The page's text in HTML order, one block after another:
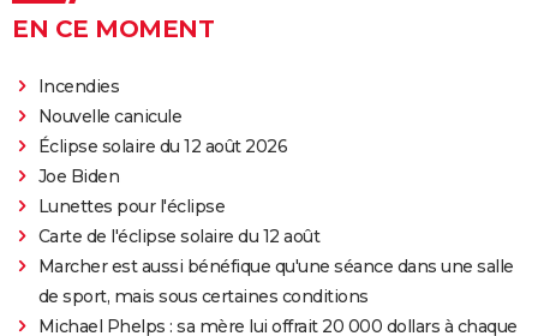
EN CE MOMENT
Incendies
Nouvelle canicule
Éclipse solaire du 12 août 2026
Joe Biden
Lunettes pour l'éclipse
Carte de l'éclipse solaire du 12 août
Marcher est aussi bénéfique qu'une séance dans une salle
de sport, mais sous certaines conditions
Michael Phelps : sa mère lui offrait 20 000 dollars à chaque